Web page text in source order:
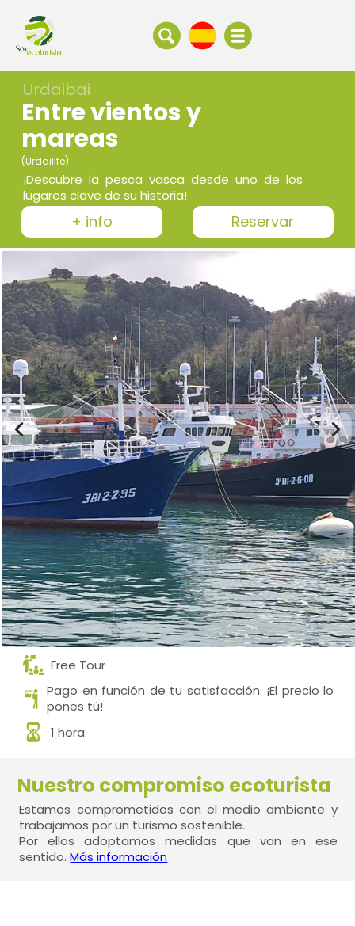
Urdaibai
Entre vientos y
mareas
(Urdailife)
¡Descubre la pesca vasca desde uno de los
lugares clave de su historia!
+ info Reservar
Free Tour
Pago en función de tu satisfacción. ¡El precio lo
pones tú!
1 hora
Nuestro compromiso ecoturista
Estamos comprometidos con el medio ambiente y
trabajamos por un turismo sostenible.
Por ellos adoptamos medidas que van en ese
sentido.Más información